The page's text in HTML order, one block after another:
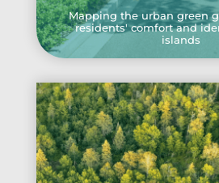
Mapping the urban green
residents' comfort and
islands